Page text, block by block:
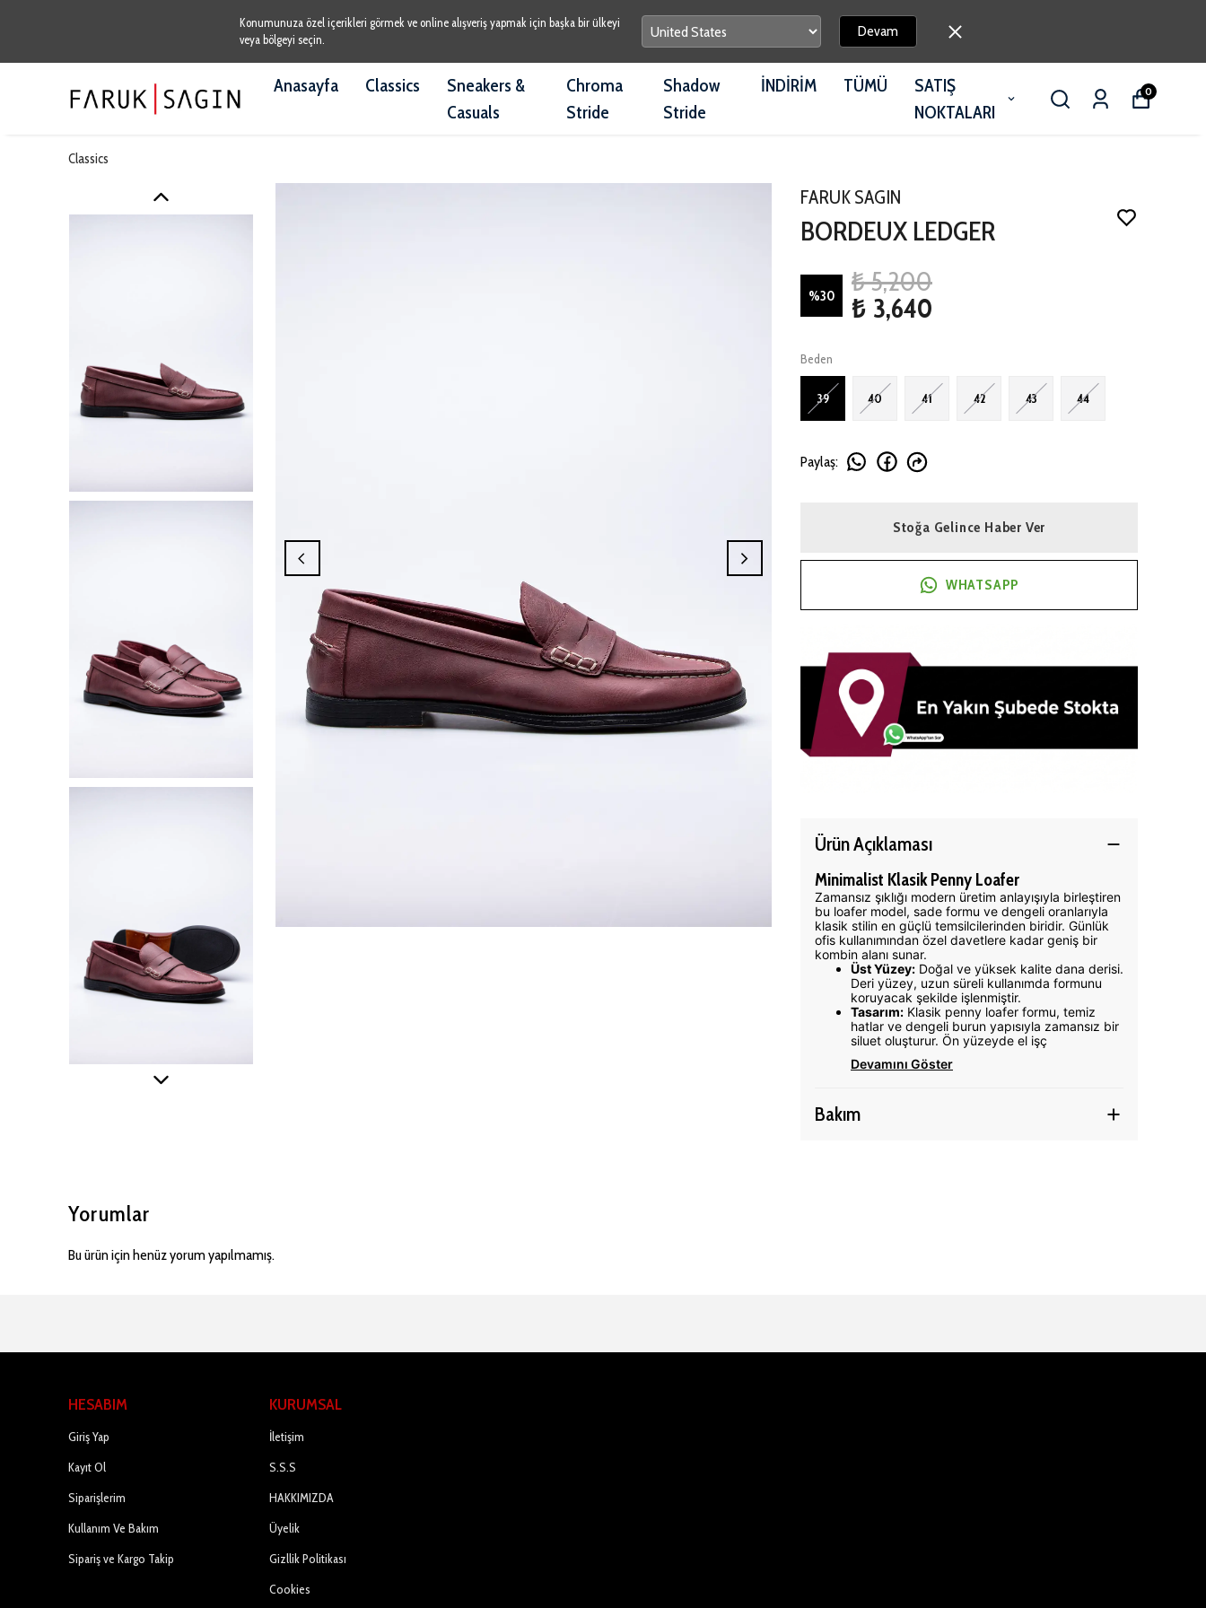
Konumunuza özel içerikleri görmek ve online alışveriş yapmak için başka bir ülkeyi
veya bölgeyi seçin.
Devam
Anasayfa Classics
Sneakers &
Casuals
Chroma
Stride
Shadow
Stride
İNDİRİM TÜMÜ
SATIŞ
NOKTALARI
0
Classics
FARUK SAGIN
BORDEUX LEDGER
%30
₺ 5,200
₺ 3,640
Beden
39 40 41 42 43 44
Paylaş:
Stoğa Gelince Haber Ver
WHATSAPP
Ürün Açıklaması
Minimalist Klasik Penny Loafer
Zamansız şıklığı modern üretim anlayışıyla birleştiren
bu loafer model, sade formu ve dengeli oranlarıyla
klasik stilin en güçlü temsilcilerinden biridir. Günlük
ofis kullanımından özel davetlere kadar geniş bir
kombin alanı sunar.
Üst Yüzey: Doğal ve yüksek kalite dana derisi.
Deri yüzey, uzun süreli kullanımda formunu
koruyacak şekilde işlenmiştir.
Tasarım: Klasik penny loafer formu, temiz
hatlar ve dengeli burun yapısıyla zamansız bir
siluet oluşturur. Ön yüzeyde el işç
Devamını Göster
Bakım
Yorumlar
Bu ürün için henüz yorum yapılmamış.
HESABIM
Giriş Yap
Kayıt Ol
Siparişlerim
Kullanım Ve Bakım
Sipariş ve Kargo Takip
KURUMSAL
İletişim
S.S.S
HAKKIMIZDA
Üyelik
Gizllik Politikası
Cookies